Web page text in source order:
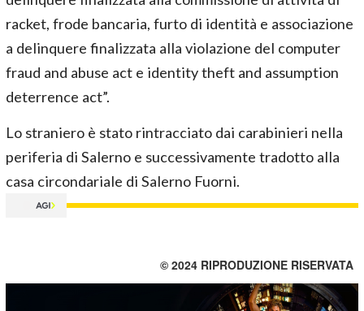
racket, frode bancaria, furto di identità e associazione
a delinquere finalizzata alla violazione del computer
fraud and abuse act e identity theft and assumption
deterrence act”.
Lo straniero è stato rintracciato dai carabinieri nella
periferia di Salerno e successivamente tradotto alla
casa circondariale di Salerno Fuorni.
© 2024 RIPRODUZIONE RISERVATA